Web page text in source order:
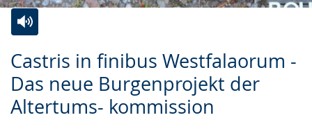
Castris in finibus Westfalaorum -
Das neue Burgenprojekt der
Altertums- kommission
Leichten
Sprache
wechseln.
Audio-
Unterstützung.
Video
in
Deutscher